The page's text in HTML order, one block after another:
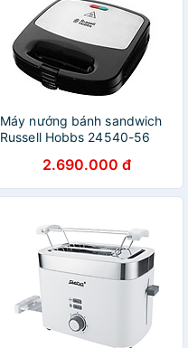
Máy nướng bánh sandwich
Russell Hobbs 24540-56
2.690.000 đ